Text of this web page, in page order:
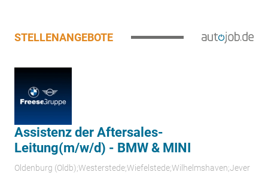
STELLENANGEBOTE
Assistenz der Aftersales-
Leitung(m/w/d) - BMW & MINI
Oldenburg (Oldb);Westerstede;Wiefelstede;Wilhelmshaven;Jever